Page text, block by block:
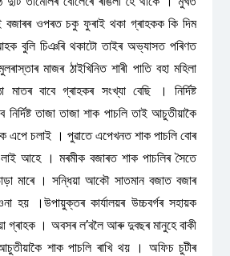
ওপৰত চকু ফুৰাই থকা গ্ৰাহকক কি দিম
বুলি চিঞৰি থকাটো তাইৰ অভ্যাসত পৰিণত
মাজৰ ঠাইখিনিত শাৰী পাতি বহা মহিলা
মাতৰ বাবে গ্ৰাহকৰ সংখ্যা বেছি । নিৰ্দিষ্ট
নিৰ্দিষ্ট তাজা তাজা শাক পাচলি তাই আচুতীয়াকৈ
এপে চলাই । পুৱাতে এপেখনত শাক পাচলি বোৰ
আহে । মৰমীক বজাৰত শাক পাচলিৰ সৈতে
মাৰে । সন্ধিয়া আকৌ সাতমান বজাত বজাৰ
হয় ।উপায়ুক্তৰ কাৰ্যালয়ৰ উচ্চবৰ্গৰ সহায়ক
গ্ৰাহক । অবসৰ ল’বলৈ আৰু দুবছৰ মানুহে বাকী
শাক পাচলি ৰাখি থয় । অফিচ চুটীৰ